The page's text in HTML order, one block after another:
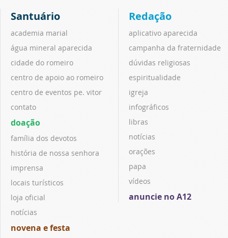
Santuário
academia marial
água mineral aparecida
cidade do romeiro
centro de apoio ao romeiro
centro de eventos pe. vitor
contato
doação
família dos devotos
história de nossa senhora
imprensa
locais turísticos
loja oficial
notícias
novena e festa
Redação
aplicativo aparecida
campanha da fraternidade
dúvidas religiosas
espiritualidade
igreja
infográficos
libras
notícias
orações
papa
vídeos
anuncie no A12